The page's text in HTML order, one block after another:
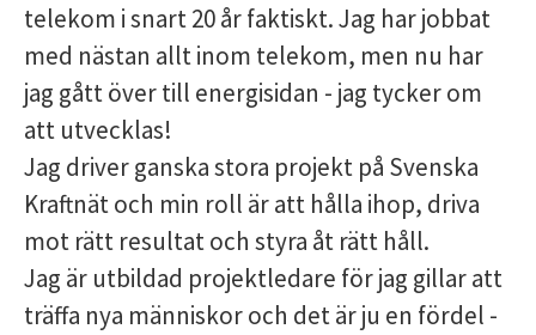
telekom i snart 20 år faktiskt. Jag har jobbat
med nästan allt inom telekom, men nu har
jag gått över till energisidan - jag tycker om
att utvecklas!
Jag driver ganska stora projekt på Svenska
Kraftnät och min roll är att hålla ihop, driva
mot rätt resultat och styra åt rätt håll.
Jag är utbildad projektledare för jag gillar att
träffa nya människor och det är ju en fördel -